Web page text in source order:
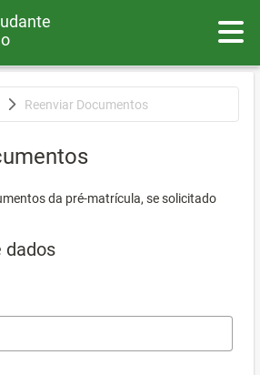
Reenviar Documentos
da pré-matrícula, se solicitado
dados